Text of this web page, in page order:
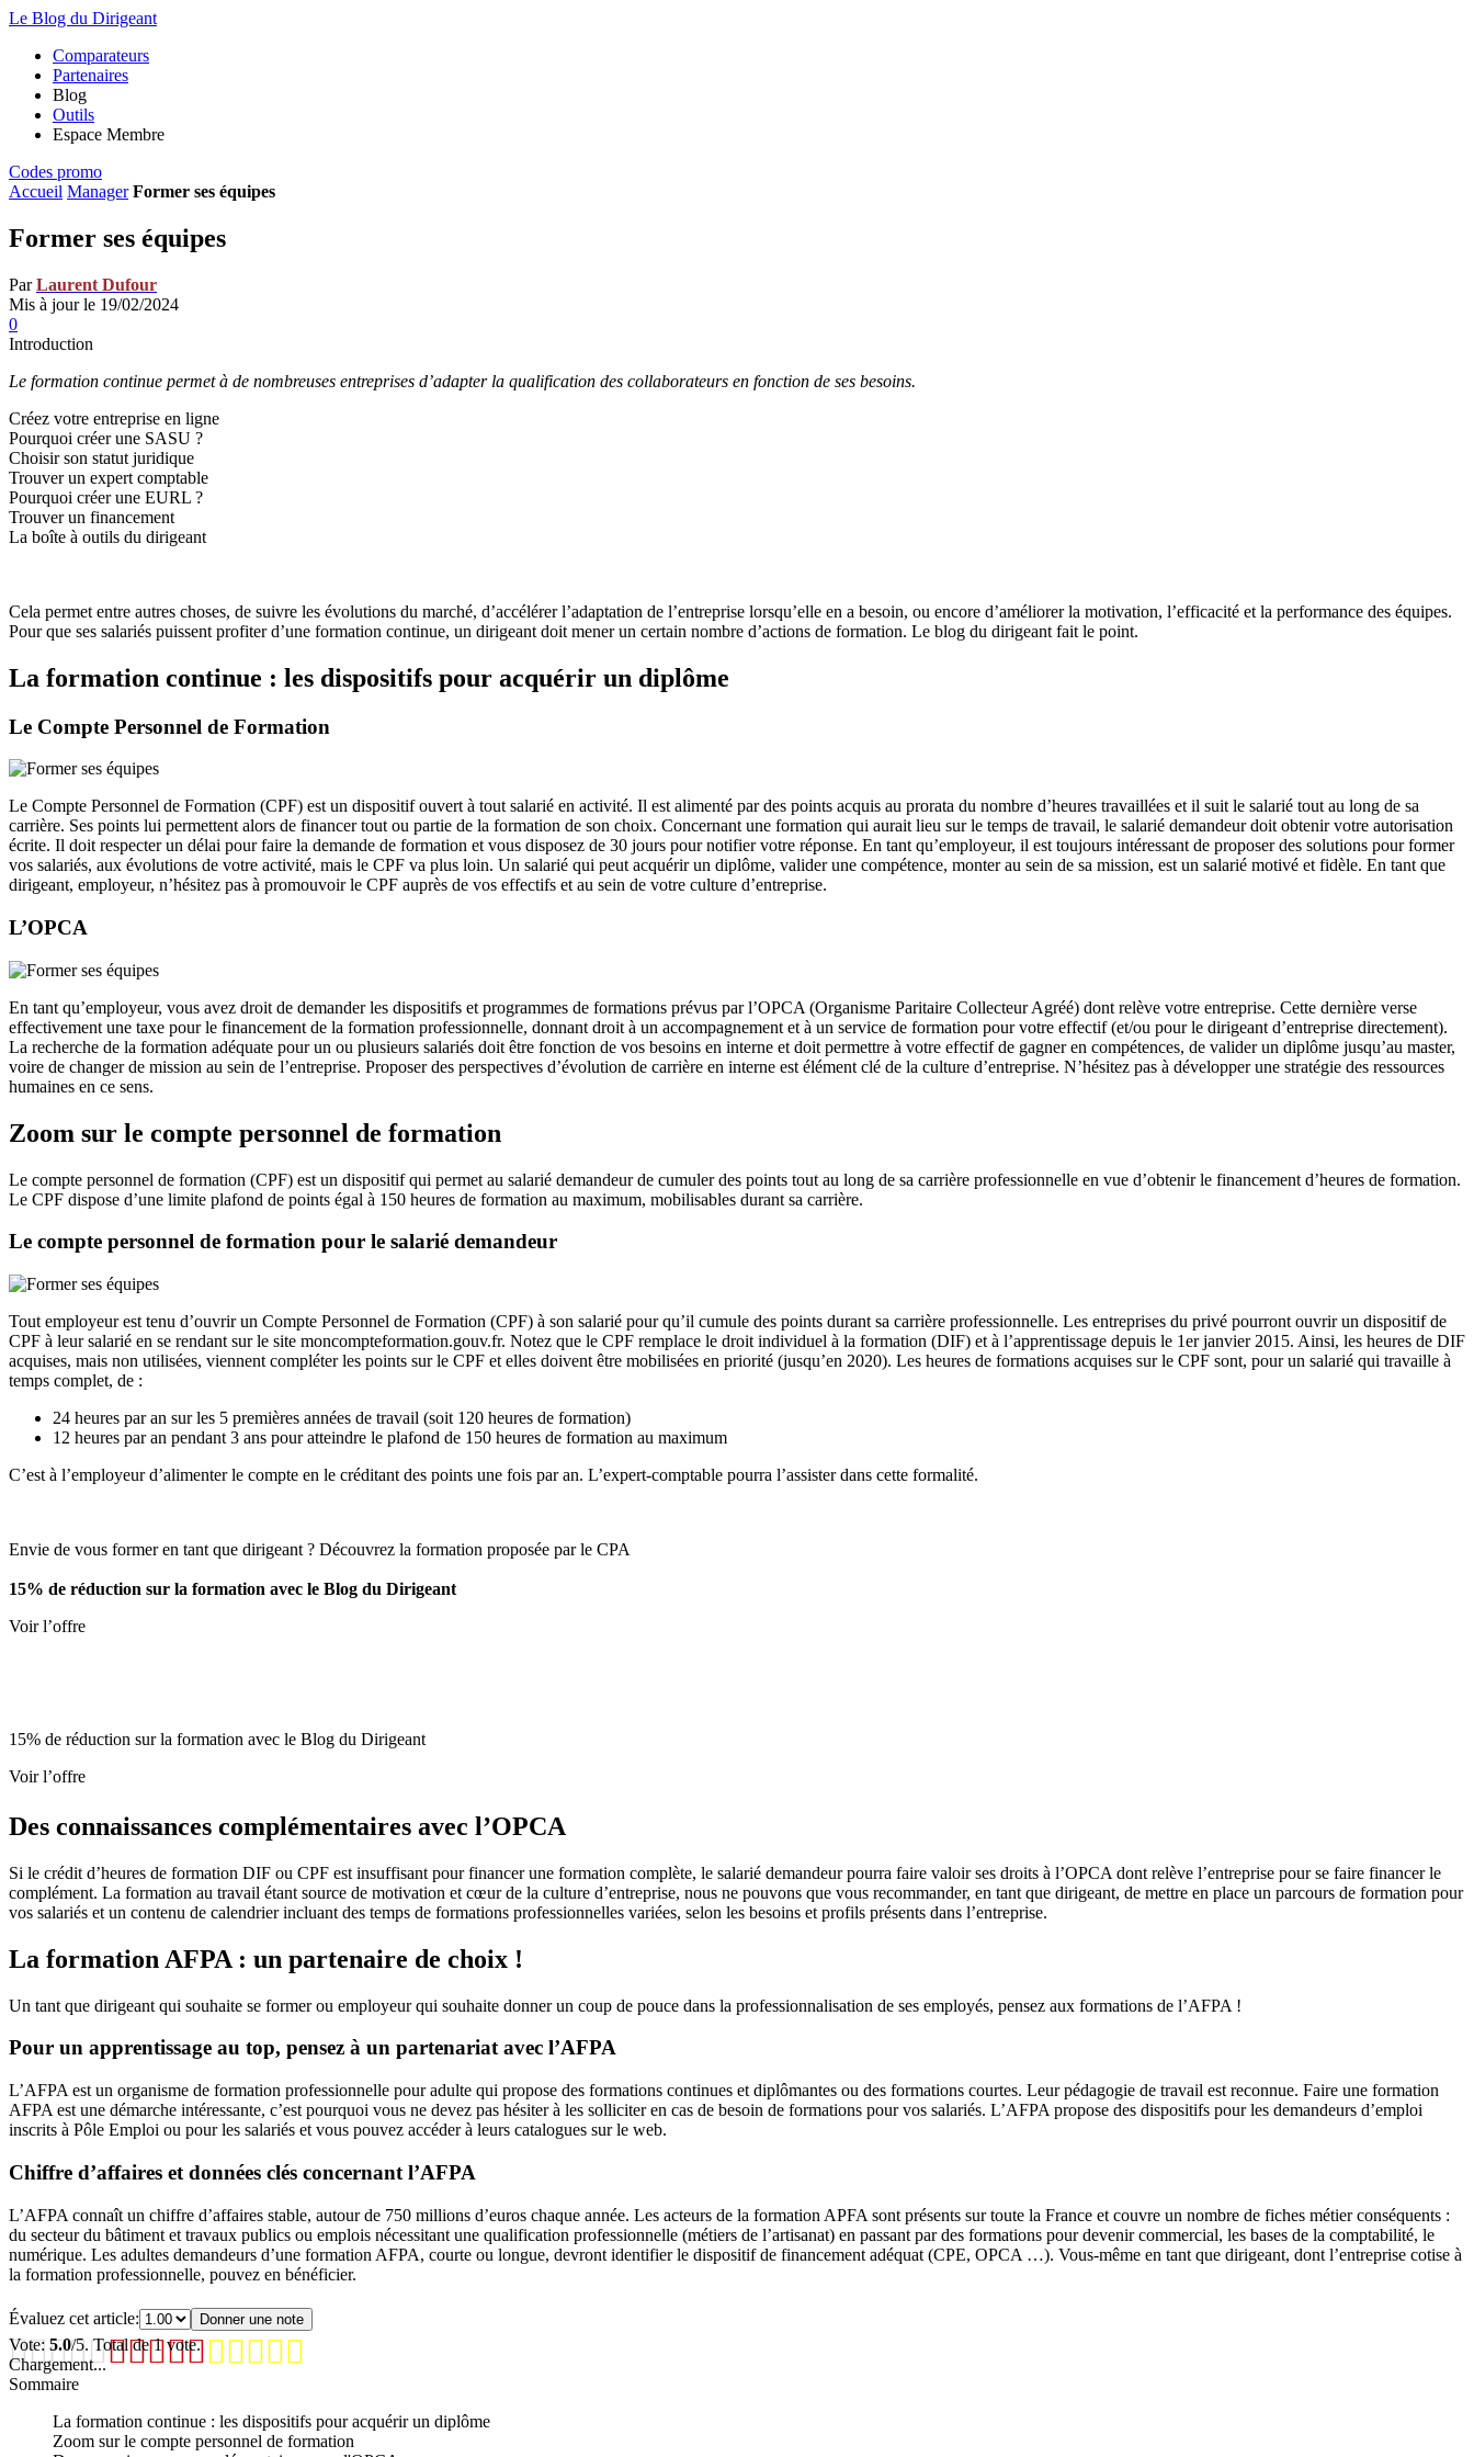
Le Blog du Dirigeant
Comparateurs
Partenaires
Blog
Outils
Espace Membre
Codes promo
Accueil Manager Former ses équipes
Former ses équipes
ParLaurent Dufour
Mis à jour le 19/02/2024
0
Introduction
Le formation continue permet à de nombreuses entreprises d’adapter la qualification des collaborateurs en fonction de ses besoins.
Créez votre entreprise en ligne
Pourquoi créer une SASU ?
Choisir son statut juridique
Trouver un expert comptable
Pourquoi créer une EURL ?
Trouver un financement
La boîte à outils du dirigeant
Cela permet entre autres choses, de suivre les évolutions du marché, d’accélérer l’adaptation de l’entreprise lorsqu’elle en a besoin, ou encore d’améliorer la motivation, l’efficacité et la performance des équipes.
Pour que ses salariés puissent profiter d’une formation continue, un dirigeant doit mener un certain nombre d’actions de formation. Le blog du dirigeant fait le point.
La formation continue : les dispositifs pour acquérir un diplôme
Le Compte Personnel de Formation
Le Compte Personnel de Formation (CPF) est un dispositif ouvert à tout salarié en activité. Il est alimenté par des points acquis au prorata du nombre d’heures travaillées et il suit le salarié tout au long de sa
carrière. Ses points lui permettent alors de financer tout ou partie de la formation de son choix. Concernant une formation qui aurait lieu sur le temps de travail, le salarié demandeur doit obtenir votre autorisation
écrite. Il doit respecter un délai pour faire la demande de formation et vous disposez de 30 jours pour notifier votre réponse. En tant qu’employeur, il est toujours intéressant de proposer des solutions pour former
vos salariés, aux évolutions de votre activité, mais le CPF va plus loin. Un salarié qui peut acquérir un diplôme, valider une compétence, monter au sein de sa mission, est un salarié motivé et fidèle. En tant que
dirigeant, employeur, n’hésitez pas à promouvoir le CPF auprès de vos effectifs et au sein de votre culture d’entreprise.
L’OPCA
En tant qu’employeur, vous avez droit de demander les dispositifs et programmes de formations prévus par l’OPCA (Organisme Paritaire Collecteur Agréé) dont relève votre entreprise. Cette dernière verse
effectivement une taxe pour le financement de la formation professionnelle, donnant droit à un accompagnement et à un service de formation pour votre effectif (et/ou pour le dirigeant d’entreprise directement).
La recherche de la formation adéquate pour un ou plusieurs salariés doit être fonction de vos besoins en interne et doit permettre à votre effectif de gagner en compétences, de valider un diplôme jusqu’au master,
voire de changer de mission au sein de l’entreprise. Proposer des perspectives d’évolution de carrière en interne est élément clé de la culture d’entreprise. N’hésitez pas à développer une stratégie des ressources
humaines en ce sens.
Zoom sur le compte personnel de formation
Le compte personnel de formation (CPF) est un dispositif qui permet au salarié demandeur de cumuler des points tout au long de sa carrière professionnelle en vue d’obtenir le financement d’heures de formation.
Le CPF dispose d’une limite plafond de points égal à 150 heures de formation au maximum, mobilisables durant sa carrière.
Le compte personnel de formation pour le salarié demandeur
Tout employeur est tenu d’ouvrir un Compte Personnel de Formation (CPF) à son salarié pour qu’il cumule des points durant sa carrière professionnelle. Les entreprises du privé pourront ouvrir un dispositif de
CPF à leur salarié en se rendant sur le site moncompteformation.gouv.fr. Notez que le CPF remplace le droit individuel à la formation (DIF) et à l’apprentissage depuis le 1er janvier 2015. Ainsi, les heures de DIF
acquises, mais non utilisées, viennent compléter les points sur le CPF et elles doivent être mobilisées en priorité (jusqu’en 2020). Les heures de formations acquises sur le CPF sont, pour un salarié qui travaille à
temps complet, de :
24 heures par an sur les 5 premières années de travail (soit 120 heures de formation)
12 heures par an pendant 3 ans pour atteindre le plafond de 150 heures de formation au maximum
C’est à l’employeur d’alimenter le compte en le créditant des points une fois par an. L’expert-comptable pourra l’assister dans cette formalité.
Envie de vous former en tant que dirigeant ? Découvrez la formation proposée par le CPA
15% de réduction sur la formation avec le Blog du Dirigeant
Voir l’offre
15% de réduction sur la formation avec le Blog du Dirigeant
Voir l’offre
Des connaissances complémentaires avec l’OPCA
Si le crédit d’heures de formation DIF ou CPF est insuffisant pour financer une formation complète, le salarié demandeur pourra faire valoir ses droits à l’OPCA dont relève l’entreprise pour se faire financer le
complément. La formation au travail étant source de motivation et cœur de la culture d’entreprise, nous ne pouvons que vous recommander, en tant que dirigeant, de mettre en place un parcours de formation pour
vos salariés et un contenu de calendrier incluant des temps de formations professionnelles variées, selon les besoins et profils présents dans l’entreprise.
La formation AFPA : un partenaire de choix !
Un tant que dirigeant qui souhaite se former ou employeur qui souhaite donner un coup de pouce dans la professionnalisation de ses employés, pensez aux formations de l’AFPA !
Pour un apprentissage au top, pensez à un partenariat avec l’AFPA
L’AFPA est un organisme de formation professionnelle pour adulte qui propose des formations continues et diplômantes ou des formations courtes. Leur pédagogie de travail est reconnue. Faire une formation
AFPA est une démarche intéressante, c’est pourquoi vous ne devez pas hésiter à les solliciter en cas de besoin de formations pour vos salariés. L’AFPA propose des dispositifs pour les demandeurs d’emploi
inscrits à Pôle Emploi ou pour les salariés et vous pouvez accéder à leurs catalogues sur le web.
Chiffre d’affaires et données clés concernant l’AFPA
L’AFPA connaît un chiffre d’affaires stable, autour de 750 millions d’euros chaque année. Les acteurs de la formation APFA sont présents sur toute la France et couvre un nombre de fiches métier conséquents :
du secteur du bâtiment et travaux publics ou emplois nécessitant une qualification professionnelle (métiers de l’artisanat) en passant par des formations pour devenir commercial, les bases de la comptabilité, le
numérique. Les adultes demandeurs d’une formation AFPA, courte ou longue, devront identifier le dispositif de financement adéquat (CPE, OPCA …). Vous-même en tant que dirigeant, dont l’entreprise cotise à
la formation professionnelle, pouvez en bénéficier.
Évaluez cet article: Donner une note
Vote: 5.0/5. Total de 1 vote.
Chargement...
Sommaire
La formation continue : les dispositifs pour acquérir un diplôme
Zoom sur le compte personnel de formation